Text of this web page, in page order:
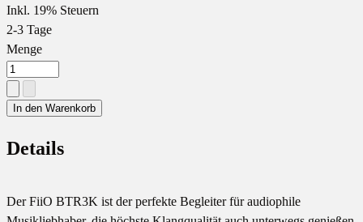
Inkl. 19% Steuern
2-3 Tage
Menge
In den Warenkorb
Details
Der FiiO BTR3K ist der perfekte Begleiter für audiophile